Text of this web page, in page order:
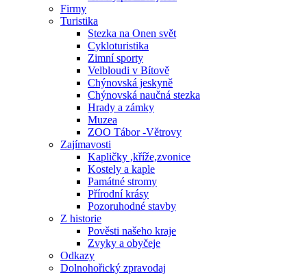
Firmy
Turistika
Stezka na Onen svět
Cykloturistika
Zimní sporty
Velbloudi v Bítově
Chýnovská jeskyně
Chýnovská naučná stezka
Hrady a zámky
Muzea
ZOO Tábor -Větrovy
Zajímavosti
Kapličky ,kříže,zvonice
Kostely a kaple
Památné stromy
Přírodní krásy
Pozoruhodné stavby
Z historie
Pověsti našeho kraje
Zvyky a obyčeje
Odkazy
Dolnohořický zpravodaj